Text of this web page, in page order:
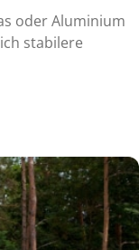
oder Aluminium
stabilere